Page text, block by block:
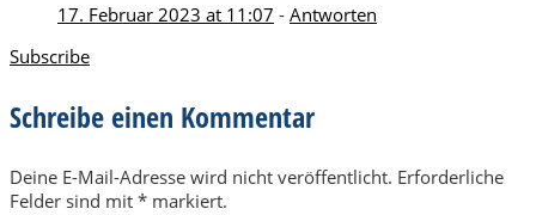
17. Februar 2023 at 11:07 - Antworten
Subscribe
Schreibe einen Kommentar
Deine E-Mail-Adresse wird nicht veröffentlicht. Erforderliche
Felder sind mit * markiert.